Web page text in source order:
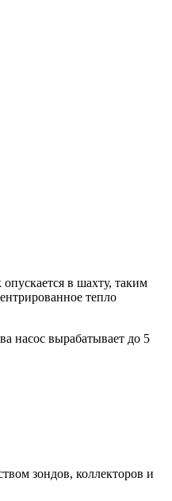
в шахту, таким
тепло
насос вырабатывает до 5
зондов, коллекторов и